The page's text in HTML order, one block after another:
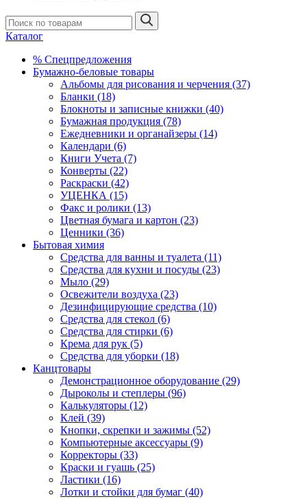
Каталог
% Спецпредложения
Бумажно-беловые товары
Альбомы для рисования и черчения (37)
Бланки (18)
Блокноты и записные книжки (40)
Бумажная продукция (78)
Ежедневники и органайзеры (14)
Календари (6)
Книги Учета (7)
Конверты (22)
Раскраски (42)
УЦЕНКА (15)
Факс и ролики (13)
Цветная бумага и картон (23)
Ценники (36)
Бытовая химия
Средства для ванны и туалета (11)
Средства для кухни и посуды (23)
Мыло (29)
Освежители воздуха (23)
Дезинфицирующие средства (10)
Средства для стекол (6)
Средства для стирки (6)
Крема для рук (5)
Средства для уборки (18)
Канцтовары
Демонстрационное оборудование (29)
Дыроколы и степлеры (96)
Калькуляторы (12)
Клей (39)
Кнопки, скрепки и зажимы (52)
Компьютерные аксессуары (9)
Корректоры (33)
Краски и гуашь (25)
Ластики (16)
Лотки и стойки для бумаг (40)